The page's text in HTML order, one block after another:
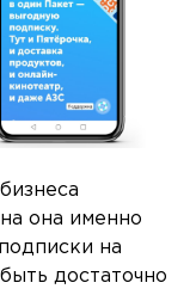
она именно
на
достаточно